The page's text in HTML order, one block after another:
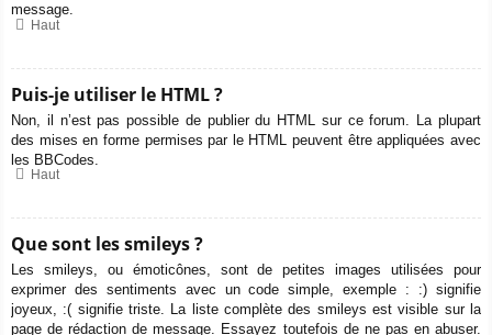
message.
Haut
Puis-je utiliser le HTML ?
Non, il n’est pas possible de publier du HTML sur ce forum. La plupart
des mises en forme permises par le HTML peuvent être appliquées avec
les BBCodes.
Haut
Que sont les smileys ?
Les smileys, ou émoticônes, sont de petites images utilisées pour
exprimer des sentiments avec un code simple, exemple : :) signifie
joyeux, :( signifie triste. La liste complète des smileys est visible sur la
page de rédaction de message. Essayez toutefois de ne pas en abuser.